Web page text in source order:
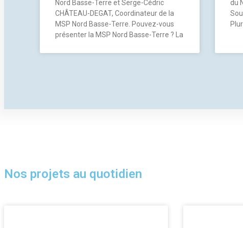
Nord Basse-Terre et Serge-Cédric
CHÂTEAU-DEGAT, Coordinateur de la
MSP Nord Basse-Terre. Pouvez-vous
présenter la MSP Nord Basse-Terre ? La
du
Nos projets au quotidien